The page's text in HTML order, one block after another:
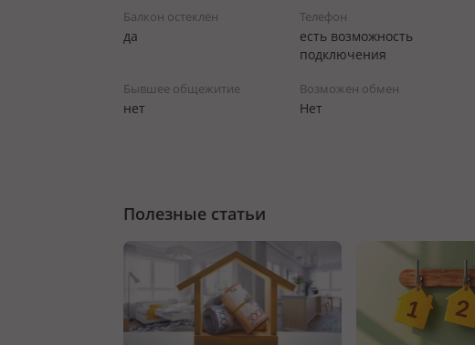
Балкон остеклён
да
Телефон
есть возможность
подключения
Бывшее общежитие
нет
Возможен обмен
Нет
Полезные статьи